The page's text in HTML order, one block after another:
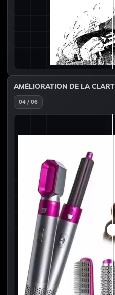
AMÉLIORATION DE LA
04 / 06